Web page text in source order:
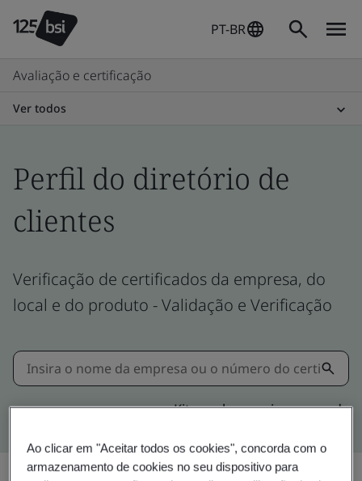
PT-BR
Avaliação e certificação
Ver todos
Perfil do diretório de
clientes
Verificação de certificados da empresa, do
local e do produto - Validação e Verificação
Kitemark pesquisa avançada
Ao clicar em "Aceitar todos os cookies", concorda com o
armazenamento de cookies no seu dispositivo para